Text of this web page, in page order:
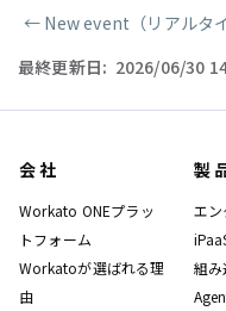
ページャー
← New event（リアルタイム
最終更新日: 2026/06/30
会社
Workato ONEプラッ
トフォーム
Workatoが選ばれる理
由
製
エン
組